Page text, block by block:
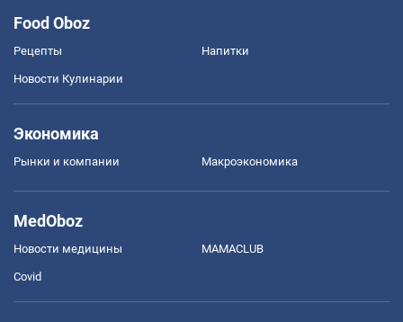
Food Oboz
Рецепты Напитки
Новости Кулинарии
Экономика
Рынки и компании Mакроэкономика
MedOboz
Новости медицины MAMACLUB
Covid